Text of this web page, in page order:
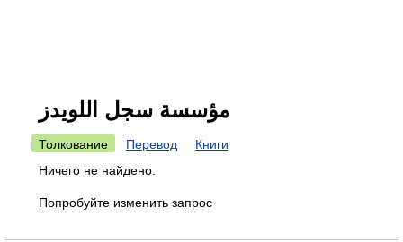
مؤسسة سجل اللويدز
Толкование Перевод
Книги
Ничего не найдено.
Попробуйте изменить запрос